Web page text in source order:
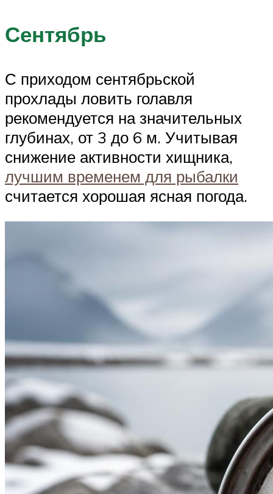
Сентябрь
С приходом сентябрьской
прохлады ловить голавля
рекомендуется на значительных
глубинах, от 3 до 6 м. Учитывая
снижение активности хищника,
лучшим временем для рыбалки
считается хорошая ясная погода.